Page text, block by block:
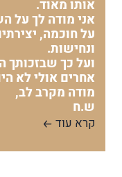
אותו מאוד.
אני מודה לך על
על חוכמה,
ונחישות.
ועל כך שבזכותך
אחרים אולי לא
מודה מקרב לב,
ש.ח
קרא עוד